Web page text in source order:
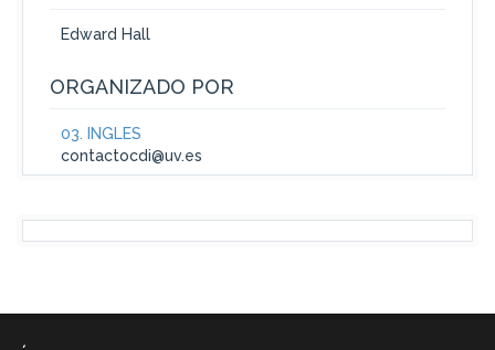
Edward Hall
ORGANIZADO POR
03. INGLÉS
contactocdi@uv.es